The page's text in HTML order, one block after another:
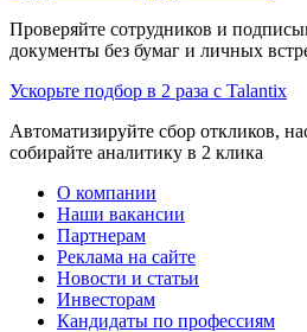
Проверяйте сотрудников и
документы без бумаг и личных
Ускорьте подбор в 2 раза с Talantix
Автоматизируйте сбор откликов,
собирайте аналитику в 2 клика
О компании
Наши вакансии
Партнерам
Реклама на сайте
Новости и статьи
Инвесторам
Кандидаты по профессиям